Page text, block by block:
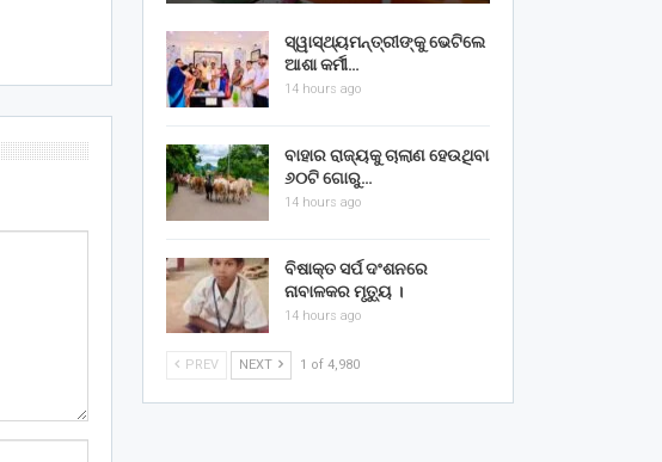
ସ୍ୱାସ୍ଥ୍ୟମନ୍ତ୍ରୀଙ୍କୁ ଭେଟିଲେ
ଆଶା କର୍ମୀ…
14 hours ago
ବାହାର ରାଜ୍ୟକୁ ଚାଲାଣ ହେଉଥିବା
୬୦ଟି ଗୋରୁ…
14 hours ago
ବିଷାକ୍ତ ସର୍ପ ଦଂଶନରେ
ନାବାଳକର ମୃତ୍ୟୁ ।
14 hours ago
PREV NEXT 1 of 4,980